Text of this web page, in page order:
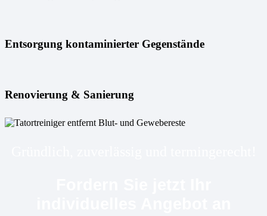
Entsorgung kontaminierter Gegenstände
Renovierung & Sanierung